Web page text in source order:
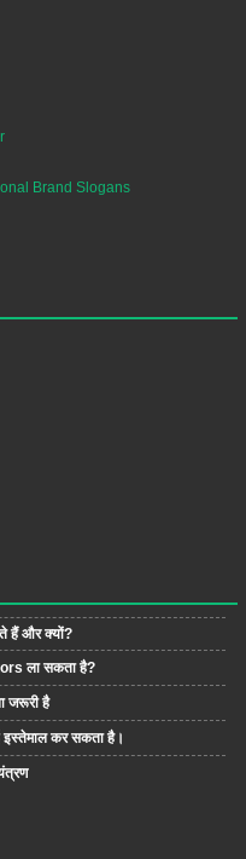
Brand Slogans
हैं और क्यों?
ला सकता है?
जरूरी है
इस्तेमाल कर सकता है।